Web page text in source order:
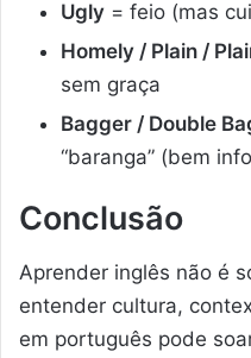
Ugly = feio (mas
Homely / Plain /
sem graça
Bagger / Double
“baranga” (bem
Conclusão
Aprender inglês não é
entender cultura,
em português pode